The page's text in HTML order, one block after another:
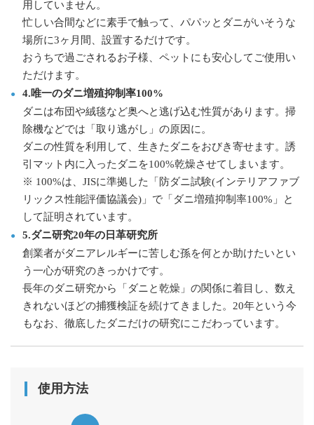
用していません。
忙しい合間などに素手で触って、パパッとダニがいそうな
場所に3ヶ月間、設置するだけです。
おうちで過ごされるお子様、ペットにも安心してご使用い
ただけます。
4.唯一のダニ増殖抑制率100%
ダニは布団や絨毯など奥へと逃げ込む性質があります。掃
除機などでは「取り逃がし」の原因に。
ダニの性質を利用して、生きたダニをおびき寄せます。誘
引マット内に入ったダニを100%乾燥させてしまいます。
※ 100%は、JISに準拠した「防ダニ試験(インテリアファブ
リックス性能評価協議会)」で「ダニ増殖抑制率100%」と
して証明されています。
5.ダニ研究20年の日革研究所
創業者がダニアレルギーに苦しむ孫を何とか助けたいとい
う一心が研究のきっかけです。
長年のダニ研究から「ダニと乾燥」の関係に着目し、数え
きれないほどの捕獲検証を続けてきました。20年という今
もなお、徹底したダニだけの研究にこだわっています。
使用方法